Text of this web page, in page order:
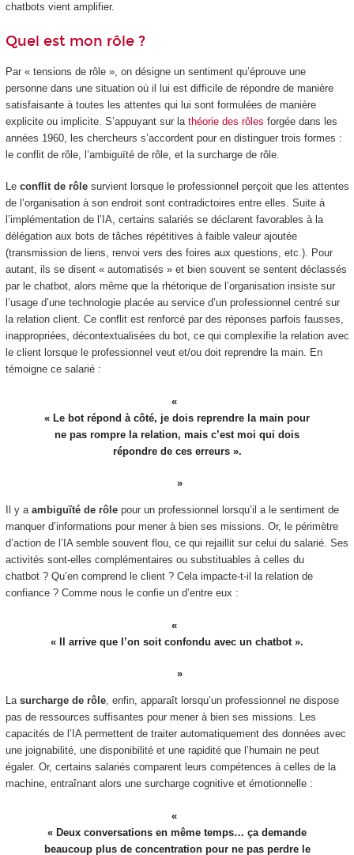
chatbots vient amplifier.
Quel est mon rôle ?
Par « tensions de rôle », on désigne un sentiment qu’éprouve une
personne dans une situation où il lui est difficile de répondre de manière
satisfaisante à toutes les attentes qui lui sont formulées de manière
explicite ou implicite. S’appuyant sur la théorie des rôles forgée dans les
années 1960, les chercheurs s’accordent pour en distinguer trois formes :
le conflit de rôle, l’ambiguïté de rôle, et la surcharge de rôle.
Le conflit de rôlesurvient lorsque le professionnel perçoit que les attentes
de l’organisation à son endroit sont contradictoires entre elles. Suite à
l’implémentation de l’IA, certains salariés se déclarent favorables à la
délégation aux bots de tâches répétitives à faible valeur ajoutée
(transmission de liens, renvoi vers des foires aux questions, etc.). Pour
autant, ils se disent « automatisés » et bien souvent se sentent déclassés
par le chatbot, alors même que la rhétorique de l’organisation insiste sur
l’usage d’une technologie placée au service d’un professionnel centré sur
la relation client. Ce conflit est renforcé par des réponses parfois fausses,
inappropriées, décontextualisées du bot, ce qui complexifie la relation avec
le client lorsque le professionnel veut et/ou doit reprendre la main. En
témoigne ce salarié :
« Le bot répond à côté, je dois reprendre la main pour
ne pas rompre la relation, mais c’est moi qui dois
répondre de ces erreurs ».
Il y a ambiguïté de rôlepour un professionnel lorsqu’il a le sentiment de
manquer d’informations pour mener à bien ses missions. Or, le périmètre
d’action de l’IA semble souvent flou, ce qui rejaillit sur celui du salarié. Ses
activités sont-elles complémentaires ou substituables à celles du
chatbot ? Qu’en comprend le client ? Cela impacte-t-il la relation de
confiance ? Comme nous le confie un d’entre eux :
« Il arrive que l’on soit confondu avec un chatbot ».
La surcharge de rôle, enfin, apparaît lorsqu’un professionnel ne dispose
pas de ressources suffisantes pour mener à bien ses missions. Les
capacités de l’IA permettent de traiter automatiquement des données avec
une joignabilité, une disponibilité et une rapidité que l’humain ne peut
égaler. Or, certains salariés comparent leurs compétences à celles de la
machine, entraînant alors une surcharge cognitive et émotionnelle :
« Deux conversations en même temps… ça demande
beaucoup plus de concentration pour ne pas perdre le